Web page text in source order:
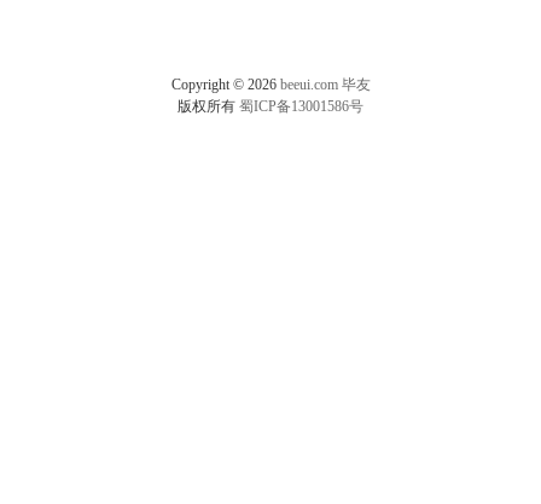
Copyright © 2026 beeui.com 毕友
版权所有 蜀ICP备13001586号